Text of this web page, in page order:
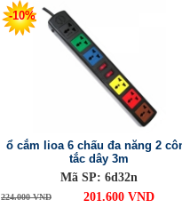
-10%
ổ cắm lioa 6 chấu đa năng 2
tắc dây 3m
Mã SP: 6d32n
224.000 VND 201.600 VND